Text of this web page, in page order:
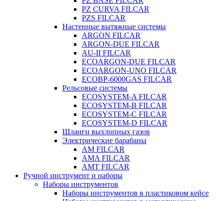
PZ CURVA FILCAR
PZS FILCAR
Настенные вытяжные системы
ARGON FILCAR
ARGON-DUE FILCAR
AU-II FILCAR
ECOARGON-DUE FILCAR
ECOARGON-UNO FILCAR
ECOBP-6000GAS FILCAR
Рельсовые системы
ECOSYSTEM-A FILCAR
ECOSYSTEM-B FILCAR
ECOSYSTEM-C FILCAR
ECOSYSTEM-D FILCAR
Шланги выхлопных газов
Электрические барабаны
AM FILCAR
AMA FILCAR
AMT FILCAR
Ручной инструмент и наборы
Наборы инструментов
Наборы инструментов в пластиковом кейсе